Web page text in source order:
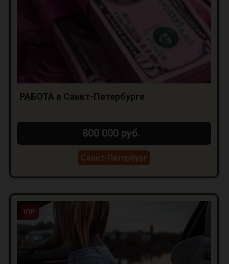
РАБОТА в Санкт-Петербурге
800 000 руб.
Санкт-Петербург
VIP